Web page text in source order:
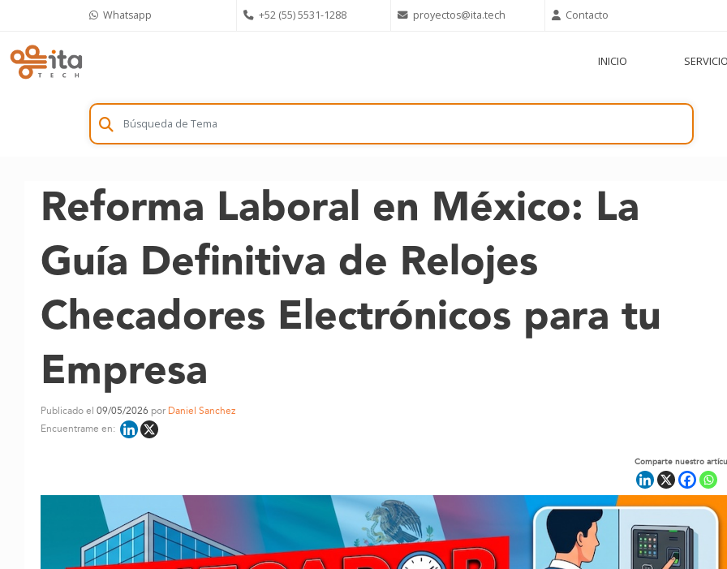
Whatsapp +52 (55) 5531-1288 proyectos@ita.tech Contacto
INICIO
Reforma Laboral en México: La
Guía Definitiva de Relojes
Checadores Electrónicos para tu
Empresa
Publicado el 09/05/2026 por Daniel Sanchez
Encuentrame en:
Comparte nuestro